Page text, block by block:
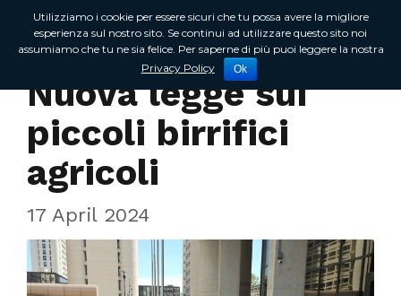
In Regione
Nuova legge sui
piccoli birrifici
agricoli
17 April 2024
Utilizziamo i cookie per essere sicuri che tu possa avere la migliore
esperienza sul nostro sito. Se continui ad utilizzare questo sito noi
assumiamo che tu ne sia felice. Per saperne di più puoi leggere la nostra
Privacy Policy
Ok